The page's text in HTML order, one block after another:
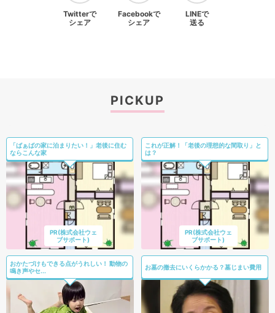
Twitterで
シェア
Facebookで
シェア
LINEで
送る
PICKUP
「ばぁばの家に泊まりたい！」老後に住む
ならこんな家
PR(株式会社ウェ
ブサポート)
これが正解！「老後の理想的な間取り」と
は？
PR(株式会社ウェ
ブサポート)
おかたづけもできる点がうれしい！ 動物の
鳴き声やセ...
お墓の撤去にいくらかかる？墓じまい費用